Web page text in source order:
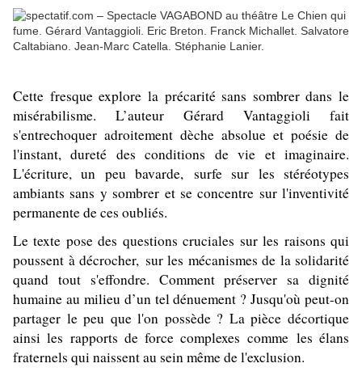
Cette fresque explore la précarité sans sombrer dans le
misérabilisme. L’auteur Gérard Vantaggioli fait
s'entrechoquer adroitement dèche absolue et poésie de
l'instant, dureté des conditions de vie et imaginaire.
L'écriture, un peu bavarde, surfe sur les stéréotypes
ambiants sans y sombrer et se concentre sur l'inventivité
permanente de ces oubliés.
Le texte pose des questions cruciales sur les raisons qui
poussent à décrocher, sur les mécanismes de la solidarité
quand tout s'effondre. Comment préserver sa dignité
humaine au milieu d’un tel dénuement ? Jusqu'où peut-on
partager le peu que l'on possède ? La pièce décortique
ainsi les rapports de force complexes comme les élans
fraternels qui naissent au sein même de l'exclusion.